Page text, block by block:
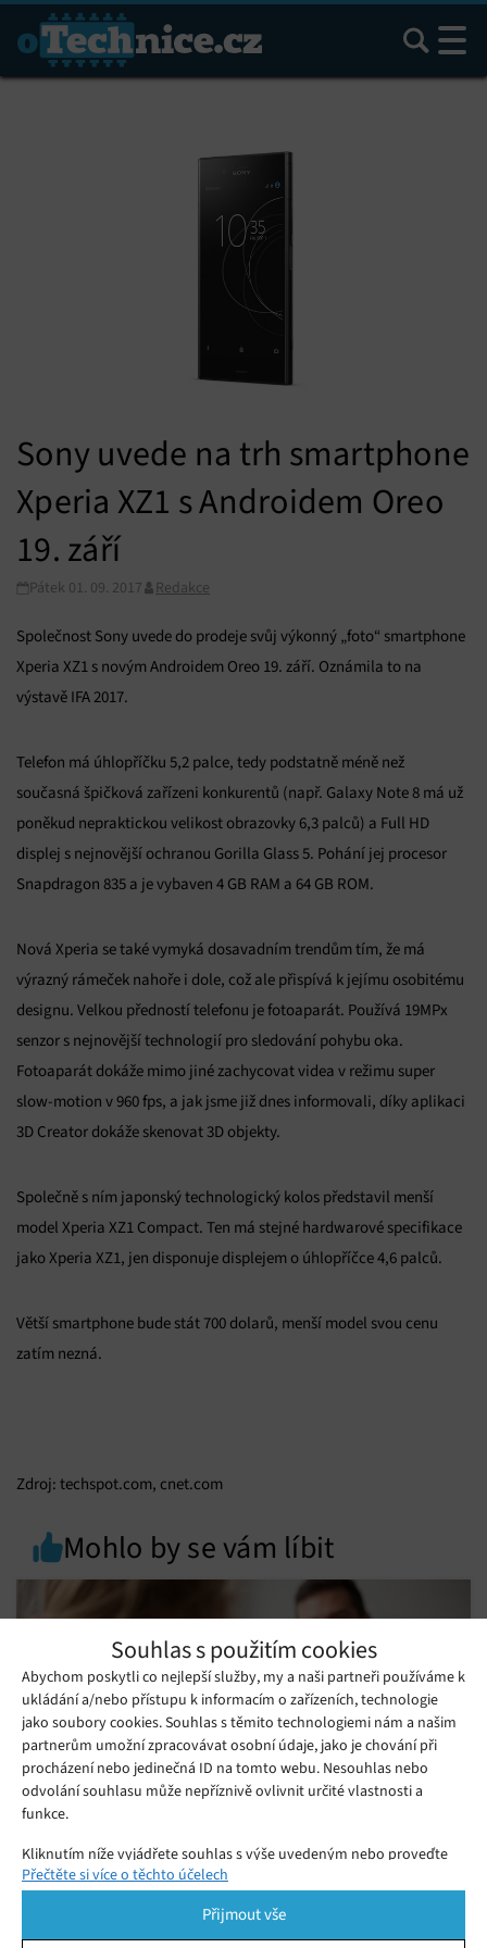
Souhlas s použitím cookies
Abychom poskytli co nejlepší služby, my a naši partneři používáme k
ukládání a/nebo přístupu k informacím o zařízeních, technologie
jako soubory cookies. Souhlas s těmito technologiemi nám a našim
partnerům umožní zpracovávat osobní údaje, jako je chování při
procházení nebo jedinečná ID na tomto webu. Nesouhlas nebo
odvolání souhlasu může nepříznivě ovlivnit určité vlastnosti a
funkce.
Kliknutím níže vyjádřete souhlas s výše uvedeným nebo proveďte
podrobnější rozhodnutí. Vaše volby budou použity pouze na tomto
pomocí přepínačů v Zásadách cookies nebo kliknutím na tlačítko
Přečtěte si více o těchto účelech
Přijmout vše
Hledat
Sony uvede na trh smartphone
Xperia XZ1 s Androidem Oreo
19. září
Pátek 01. 09. 2017 Redakce
Společnost Sony uvede do prodeje svůj výkonný „foto“ smartphone
Xperia XZ1 s novým Androidem Oreo 19. září. Oznámila to na
výstavě IFA 2017.
Telefon má úhlopříčku 5,2 palce, tedy podstatně méně než
současná špičková zařízeni konkurentů (např. Galaxy Note 8 má už
poněkud nepraktickou velikost obrazovky 6,3 palců) a Full HD
displej s nejnovější ochranou Gorilla Glass 5. Pohání jej procesor
Snapdragon 835 a je vybaven 4 GB RAM a 64 GB ROM.
Nová Xperia se také vymyká dosavadním trendům tím, že má
výrazný rámeček nahoře i dole, což ale přispívá k jejímu osobitému
designu. Velkou předností telefonu je fotoaparát. Používá 19MPx
senzor s nejnovější technologií pro sledování pohybu oka.
Fotoaparát dokáže mimo jiné zachycovat videa v režimu super
slow-motion v 960 fps, a jak jsme již dnes informovali, díky aplikaci
3D Creator dokáže skenovat 3D objekty.
Společně s ním japonský technologický kolos představil menší
model Xperia XZ1 Compact. Ten má stejné hardwarové specifikace
jako Xperia XZ1, jen disponuje displejem o úhlopříčce 4,6 palců.
Větší smartphone bude stát 700 dolarů, menší model svou cenu
zatím nezná.
Zdroj: techspot.com, cnet.com
Mohlo by se vám líbit
Den otců 2026: Tipy na originální dárky,
které zaručeně potěší